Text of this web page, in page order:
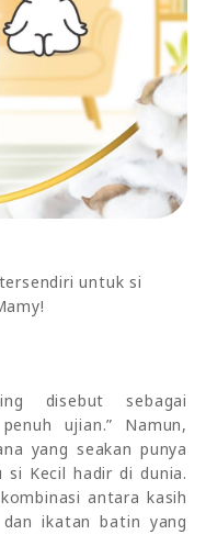
untuk si
disebut sebagai
ujian.” Namun,
yang seakan punya
Kecil hadir di dunia.
antara kasih
dan ikatan batin yang